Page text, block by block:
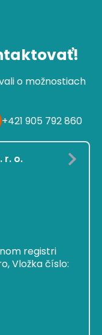
o možnostiach
+421 905 792 860
r. o.
registri
Vložka číslo: